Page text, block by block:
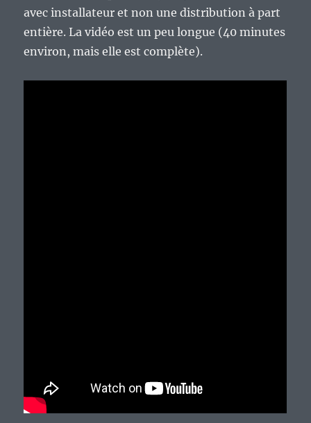
avec installateur et non une distribution à part
entière. La vidéo est un peu longue (40 minutes
environ, mais elle est complète).